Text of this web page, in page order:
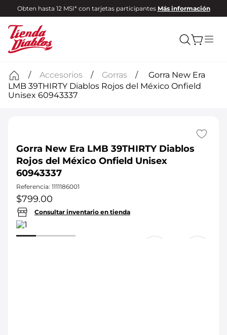
Obten hasta 12 MSI* con tarjetas participantes Más información
Accesorios Gorras
Gorra New Era
LMB 39THIRTY Diablos Rojos del México Onfield
Unisex 60943337
Gorra New Era LMB 39THIRTY Diablos
Rojos del México Onfield Unisex
60943337
Referencia: 1111186001
$799.00
Consultar inventario en tienda